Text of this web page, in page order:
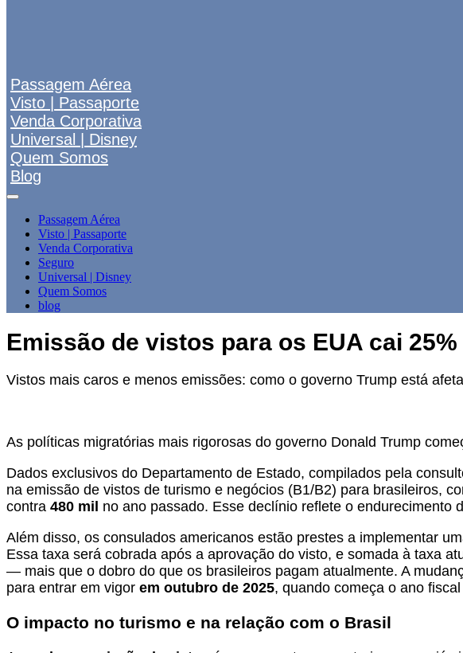
Passagem Aérea
Visto | Passaporte
Venda Corporativa
Universal | Disney
Quem Somos
Blog
Passagem Aérea
Visto | Passaporte
Venda Corporativa
Seguro
Universal | Disney
Quem Somos
blog
Emissão de vistos para os EUA cai
Vistos mais caros e menos emissões: como o governo Trump está
As políticas migratórias mais rigorosas do governo Donald Trump
Dados exclusivos do Departamento de Estado, compilados pela
na emissão de vistos de turismo e negócios (B1/B2) para brasileiros,
contra 480 mil no ano passado. Esse declínio reflete o endurecimento
Além disso, os consulados americanos estão prestes a implementar
Essa taxa será cobrada após a aprovação do visto, e somada à taxa
— mais que o dobro do que os brasileiros pagam atualmente. A
para entrar em vigor em outubro de 2025, quando começa o ano
O impacto no turismo e na relação com o Brasil